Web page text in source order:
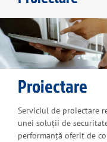
Proiectare
Serviciul de proiectare
unei soluții de
performanță oferit de